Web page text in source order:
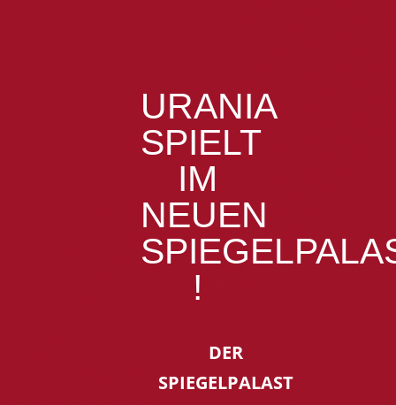
URANIA
SPIELT
IM
NEUEN
!
DER
SPIEGELPALAST